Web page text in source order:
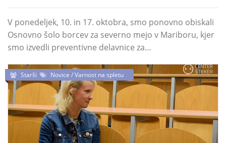
V ponedeljek, 10. in 17. oktobra, smo ponovno obiskali
Osnovno šolo borcev za severno mejo v Mariboru, kjer
smo izvedli preventivne delavnice za…
Starši Novice / Varnost na spletu